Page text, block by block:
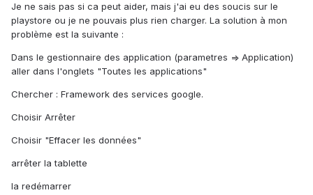
Je ne sais pas si ca peut aider, mais j'ai eu des soucis sur le
playstore ou je ne pouvais plus rien charger. La solution à mon
problème est la suivante :
Dans le gestionnaire des application (parametres => Application)
aller dans l'onglets "Toutes les applications"
Chercher : Framework des services google.
Choisir Arrêter
Choisir "Effacer les données"
arrêter la tablette
la redémarrer